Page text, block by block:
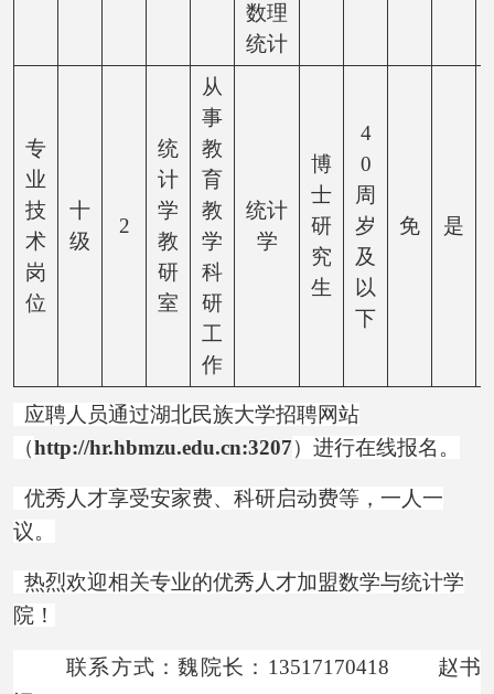
数理
统计
专
业
技
术
岗
位
十
级
2
统
计
学
教
研
室
从
事
教
育
教
学
科
研
工
作
统计
学
博
士
研
究
生
4
0
周
岁
及
以
下
免 是
应聘人员通过湖北民族大学招聘网站
（http://hr.hbmzu.edu.cn:3207）进行在线报名。
优秀人才享受安家费、科研启动费等，一人一
议。
热烈欢迎相关专业的优秀人才加盟数学与统计学
院！
联系方式：魏院长 ：13517170418 赵书